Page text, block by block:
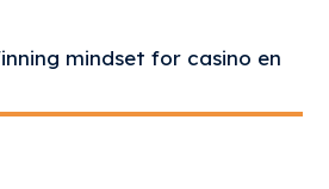
mindset for casino en